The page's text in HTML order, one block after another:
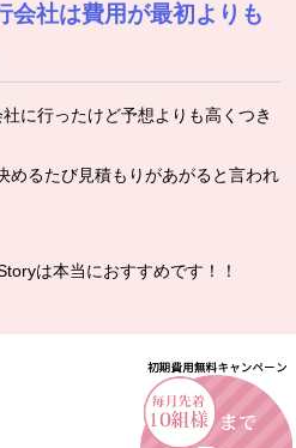
会社は費用が最初よりも
に行ったけど予想よりも高くつき
めるたび見積もりがあがると言われ
は本当におすすめです！！